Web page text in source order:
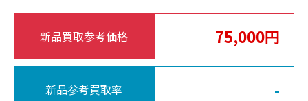
新品買取参考価格 75,000円
新品参考買取率 -